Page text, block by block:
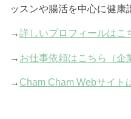
ッスンや腸活を中心に健康
→詳しいプロフィールはこ
→ お仕事依頼はこちら（企
→ Cham Cham Webサイト